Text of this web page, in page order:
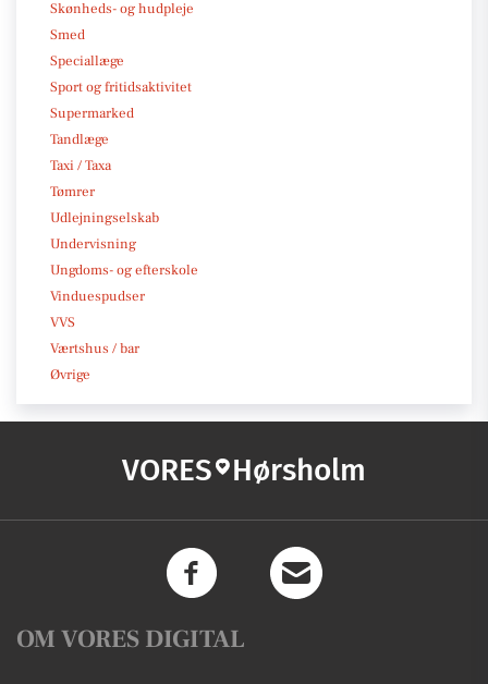
Skønheds- og hudpleje
Smed
Speciallæge
Sport og fritidsaktivitet
Supermarked
Tandlæge
Taxi / Taxa
Tømrer
Udlejningselskab
Undervisning
Ungdoms- og efterskole
Vinduespudser
VVS
Værtshus / bar
Øvrige
VORES Hørsholm
OM VORES DIGITAL